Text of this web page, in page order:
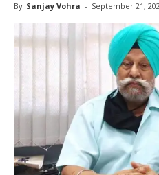
By Sanjay Vohra - September 21,